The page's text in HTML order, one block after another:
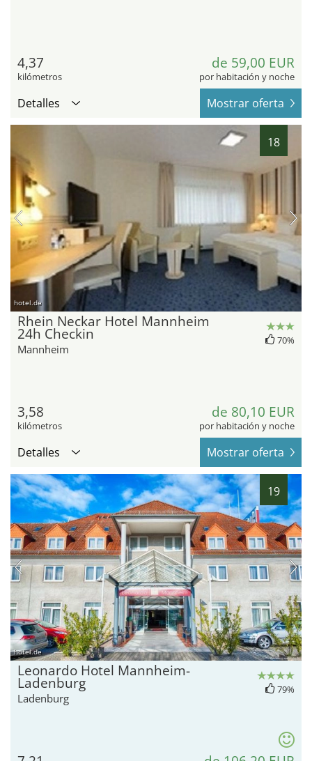
4,37
kilómetros
de 59,00 EUR
por habitación y noche
Detalles Mostrar oferta
18
hotel.de
Rhein Neckar Hotel Mannheim
24h Checkin
Mannheim
70%
3,58
kilómetros
de 80,10 EUR
por habitación y noche
Detalles Mostrar oferta
19
hotel.de
Leonardo Hotel Mannheim-
Ladenburg
Ladenburg
79%